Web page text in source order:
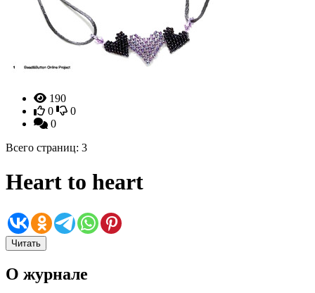
190
0
0
0
Всего страниц: 3
Heart to heart
Читать
О журнале